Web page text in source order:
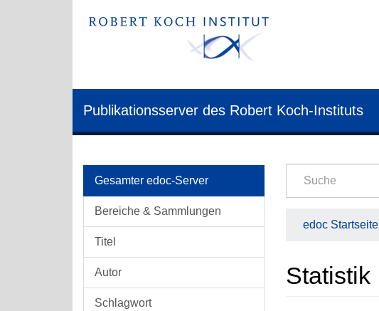
Publikationsserver des Robert Koch-Instituts
Gesamter edoc-Server
Bereiche & Sammlungen
Titel
Autor
Schlagwort
edoc Startseite
Statistik